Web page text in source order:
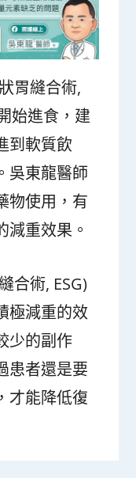
胃縫合術,
始進食，建
到軟質飲
吳東龍醫師
物使用，有
減重效果。
合術, ESG)
極減重的效
少的副作
患者還是要
才能降低復